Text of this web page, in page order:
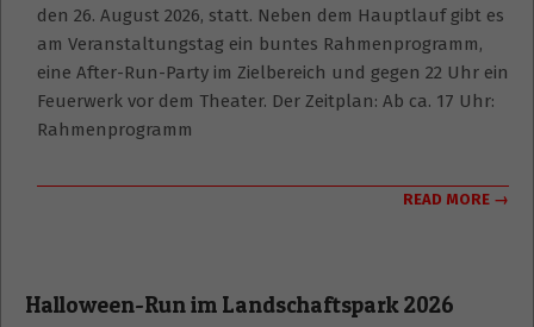
den 26. August 2026, statt. Neben dem Hauptlauf gibt es
am Veranstaltungstag ein buntes Rahmenprogramm,
eine After-Run-Party im Zielbereich und gegen 22 Uhr ein
Feuerwerk vor dem Theater. Der Zeitplan: Ab ca. 17 Uhr:
Rahmenprogramm
READ MORE →
Halloween-Run im Landschaftspark 2026